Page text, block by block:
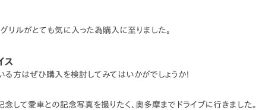
リルがとても気に入った為購入に至りました。
ス
る方はぜひ購入を検討してみてはいかがでしょうか！
して愛車との記念写真を撮りたく、奥多摩までドライブに行きました。